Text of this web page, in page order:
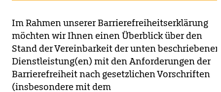
Im Rahmen unserer Barrierefreiheitserklärung
möchten wir Ihnen einen Überblick über den
Stand der Vereinbarkeit der unten beschriebenen
Dienstleistung(en) mit den Anforderungen der
Barrierefreiheit nach gesetzlichen Vorschriften
(insbesondere mit dem